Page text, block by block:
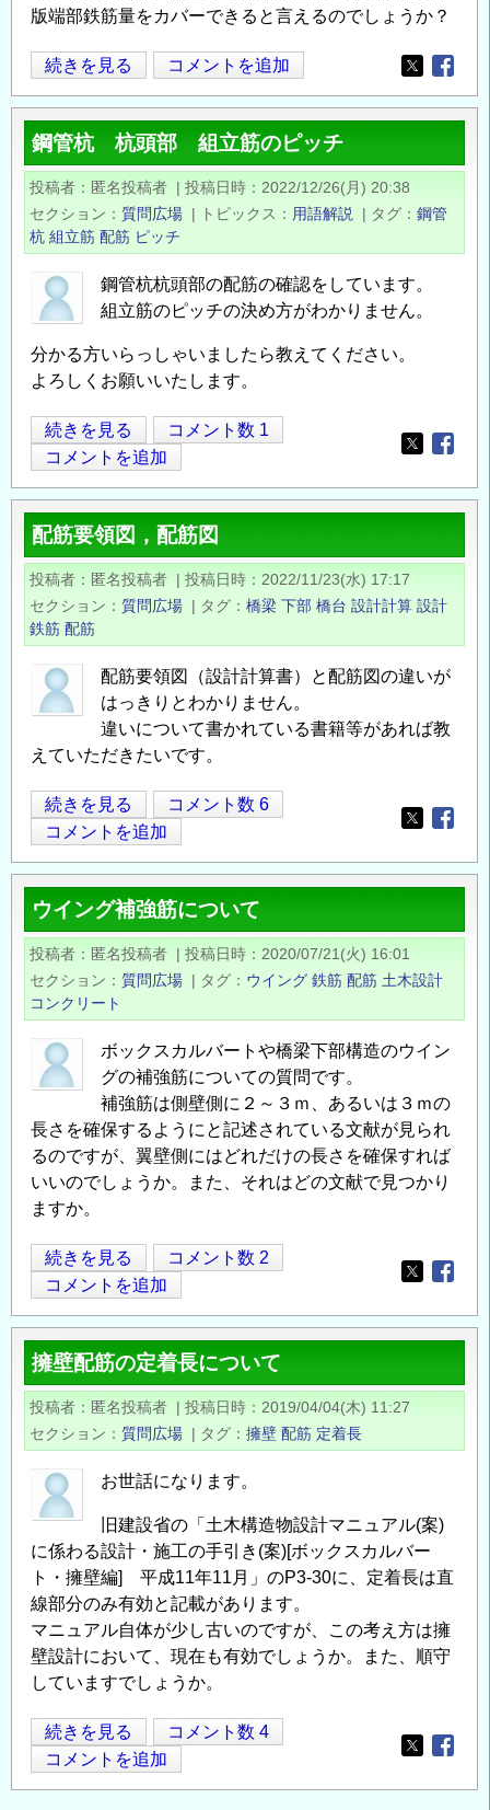
版端部鉄筋量をカバーできると言えるのでしょうか？
伸
縮
装
置
の
抜
と
床
版
筋
の
干
渉
の
続きを見る コメントを追加
Opens in
鋼管杭 杭頭部 組立筋のピッチ
投稿者 匿名投稿者 | 投稿日時
2022/12/26(月) 20:38
セクション
質問広場 | トピックス 用語解説 | タグ
鋼管
杭 組立筋 配筋 ピッチ
鋼管杭杭頭部の配筋の確認をしています。
組立筋のピッチの決め方がわかりません。
分かる方いらっしゃいましたら教えてください。
よろしくお願いいたします。
鋼
管
杭
杭
頭
部
立
筋
の
ピ
チ
続きを見る
コメント数 1
コメントを追加
Opens in
配筋要領図，配筋図
投稿者 匿名投稿者 | 投稿日時
2022/11/23(水) 17:17
セクション
質問広場 | タグ 橋梁 下部 橋台 設計計算 設計
鉄筋 配筋
配筋要領図（設計計算書）と配筋図の違いが
はっきりとわかりません。
違いについて書かれている書籍等があれば教
えていただきたいです。
配
筋
要
領
図，
配
図
の
続きを見る
コメント数 6
コメントを追加
Opens in
ウイング補強筋について
投稿者 匿名投稿者 | 投稿日時
2020/07/21(火) 16:01
セクション
質問広場 | タグ ウイング 鉄筋 配筋 土木設計
コンクリート
ボックスカルバートや橋梁下部構造のウイン
グの補強筋についての質問です。
補強筋は側壁側に２～３ｍ、あるいは３ｍの
長さを確保するようにと記述されている文献が見られ
るのですが、翼壁側にはどれだけの長さを確保すれば
いいのでしょうか。また、それはどの文献で見つかり
ますか。
ウ
イ
ン
グ
補
強
に
つ
い
の
続きを見る
コメント数 2
コメントを追加
Opens in
擁壁配筋の定着長について
投稿者 匿名投稿者 | 投稿日時
2019/04/04(木) 11:27
セクション
質問広場 | タグ 擁壁 配筋 定着長
お世話になります。
旧建設省の「土木構造物設計マニュアル(案)
に係わる設計・施工の手引き(案)[ボックスカルバー
ト・擁壁編] 平成11年11月」のP3-30に、定着長は直
線部分のみ有効と記載があります。
マニュアル自体が少し古いのですが、この考え方は擁
壁設計において、現在も有効でしょうか。また、順守
していますでしょうか。
擁
壁
配
続きを見る
コメント数 4
コメントを追加
Opens in